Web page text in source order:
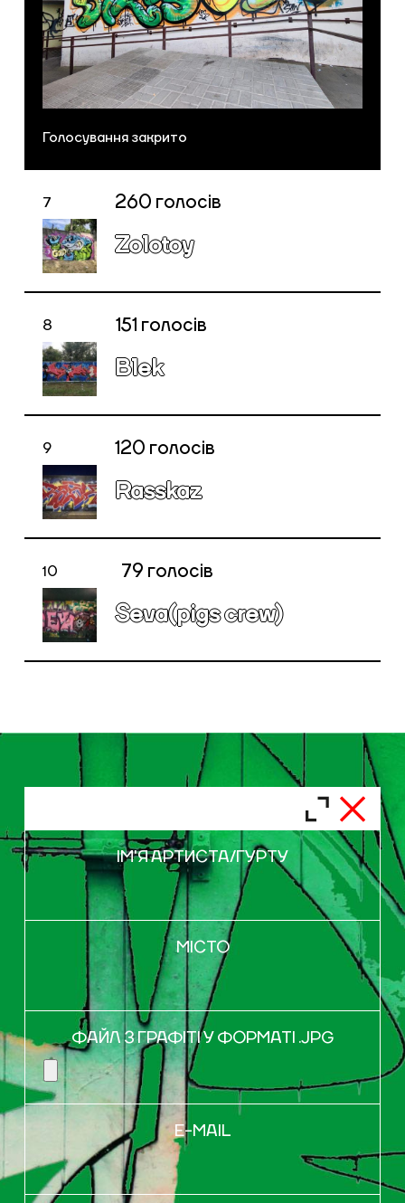
Голосування закрито
7 260 голосів
Zolotoy
Голосування закрито
8 151 голосів
Blek
9 120 голосів
Rasskaz
10 79 голосів
Seva(pigs crew)
Голосування закрито
ІМ'Я АРТИСТА/ГУРТУ
МІСТО
ФАЙЛ З ГРАФІТІ У ФОРМАТІ .JPG
E-MAIL